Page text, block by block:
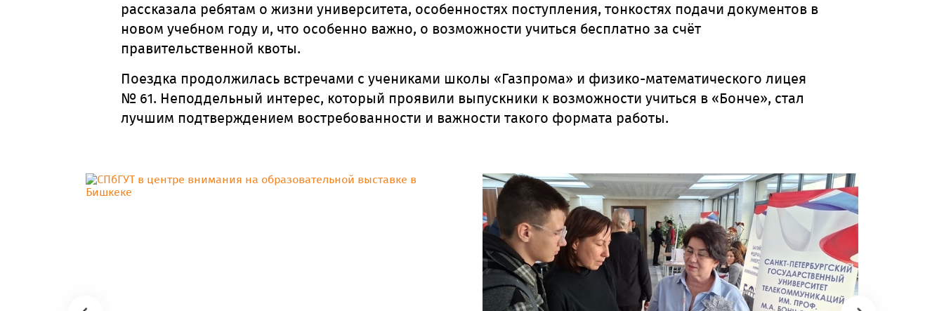
рассказала ребятам о жизни университета, особенностях поступления, тонкостях подачи документов в
новом учебном году и, что особенно важно, о возможности учиться бесплатно за счёт
правительственной квоты.
Поездка продолжилась встречами с учениками школы «Газпрома» и физико-математического лицея
№ 61. Неподдельный интерес, который проявили выпускники к возможности учиться в «Бонче», стал
лучшим подтверждением востребованности и важности такого формата работы.